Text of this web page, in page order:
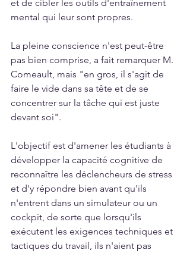
et de cibler les outils d'entraînement
mental qui leur sont propres.
La pleine conscience n'est peut-être
pas bien comprise, a fait remarquer M.
Comeault, mais "en gros, il s'agit de
faire le vide dans sa tête et de se
concentrer sur la tâche qui est juste
devant soi".
L'objectif est d'amener les étudiants à
développer la capacité cognitive de
reconnaître les déclencheurs de stress
et d'y répondre bien avant qu'ils
n'entrent dans un simulateur ou un
cockpit, de sorte que lorsqu'ils
exécutent les exigences techniques et
tactiques du travail, ils n'aient pas